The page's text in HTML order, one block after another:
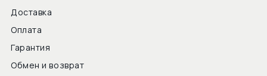
Доставка
Оплата
Гарантия
Обмен и возврат